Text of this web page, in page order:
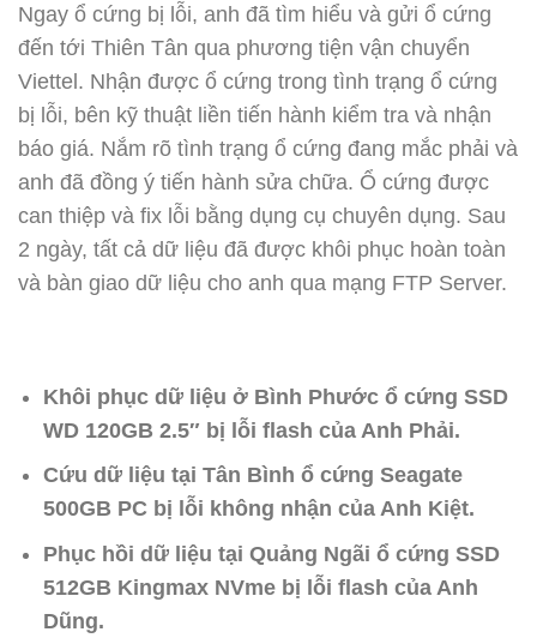
Ngay ổ cứng bị lỗi, anh đã tìm hiểu và gửi ổ cứng
đến tới Thiên Tân qua phương tiện vận chuyển
Viettel. Nhận được ổ cứng trong tình trạng ổ cứng
bị lỗi, bên kỹ thuật liền tiến hành kiểm tra và nhận
báo giá. Nắm rõ tình trạng ổ cứng đang mắc phải và
anh đã đồng ý tiến hành sửa chữa. Ổ cứng được
can thiệp và fix lỗi bằng dụng cụ chuyên dụng. Sau
2 ngày, tất cả dữ liệu đã được khôi phục hoàn toàn
và bàn giao dữ liệu cho anh qua mạng FTP Server.
Khôi phục dữ liệu ở Bình Phước ổ cứng SSD
WD 120GB 2.5″ bị lỗi flash của Anh Phải.
Cứu dữ liệu tại Tân Bình ổ cứng Seagate
500GB PC bị lỗi không nhận của Anh Kiệt.
Phục hồi dữ liệu tại Quảng Ngãi ổ cứng SSD
512GB Kingmax NVme bị lỗi flash của Anh
Dũng.